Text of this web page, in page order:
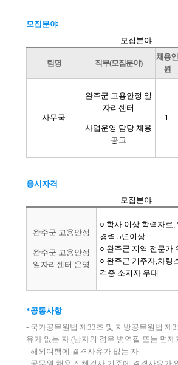
모집분야
모집분야
팀명 직무(모집분야)
채용인
원
사무국
완주군 고용안정 일
자리센터
사업운영 담당 채용
공고
1
응시자격
모집분야
완주군 고용안정
완주군 고용안정
일자리센터 운영
○ 학사 이상 학력자로,
경력 5년이상
○ 완주군 지역 전문가
○ 완주군 거주자,차량
격증 소지자 우대
*공통사항
- 국가공무원법 제33조 및 지방공무원법 제
유가 없는 자 (남자의 경우 병역필 또는 면제
- 해외여행에 결격사유가 없는 자